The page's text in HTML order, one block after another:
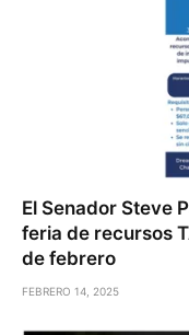
El Senador Steve
feria de recursos
de febrero
FEBRERO 14, 2025